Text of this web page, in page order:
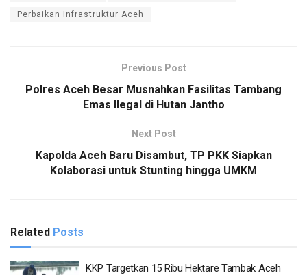
Perbaikan Infrastruktur Aceh
Previous Post
Polres Aceh Besar Musnahkan Fasilitas Tambang
Emas Ilegal di Hutan Jantho
Next Post
Kapolda Aceh Baru Disambut, TP PKK Siapkan
Kolaborasi untuk Stunting hingga UMKM
Related Posts
KKP Targetkan 15 Ribu Hektare Tambak Aceh